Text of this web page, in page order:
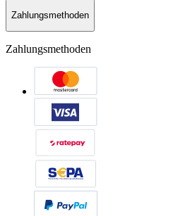
Zahlungsmethoden
Zahlungsmethoden